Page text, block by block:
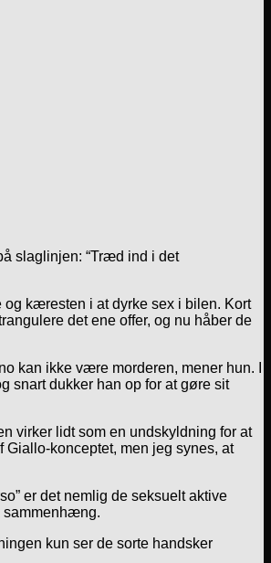
slaglinjen: “Træd ind i det
og kæresten i at dyrke sex i bilen. Kort
det ene offer, og nu håber de
kan ikke være morderen, mener hun. I
snart dukker han op for at gøre sit
virker lidt som en undskyldning for at
konceptet, men jeg synes, at
er det nemlig de seksuelt aktive
sammenhæng.
kun ser de sorte handsker